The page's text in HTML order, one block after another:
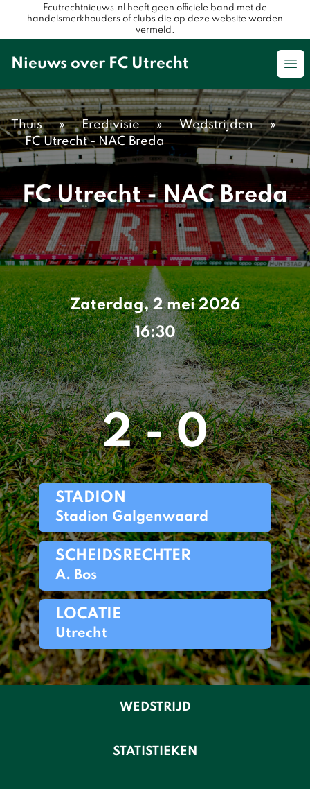
Fcutrechtnieuws.nl heeft geen officiële band met de
handelsmerkhouders of clubs die op deze website worden
vermeld.
Nieuws over FC Utrecht
Thuis » Eredivisie » Wedstrijden
»
FC Utrecht - NAC Breda
FC Utrecht - NAC Breda
Zaterdag, 2 mei 2026
16:30
2 - 0
STADION
Stadion Galgenwaard
SCHEIDSRECHTER
A. Bos
LOCATIE
Utrecht
WEDSTRIJD
STATISTIEKEN